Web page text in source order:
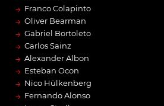
→ Franco Colapinto
→ Oliver Bearman
→ Gabriel Bortoleto
→ Carlos Sainz
→ Alexander Albon
→ Esteban Ocon
→ Nico Hülkenberg
→ Fernando Alonso